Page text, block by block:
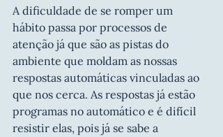
A dificuldade de se romper um
hábito passa por processos de
atenção já que são as pistas do
ambiente que moldam as nossas
respostas automáticas vinculadas ao
que nos cerca. As respostas já estão
programas no automático e é difícil
resistir elas, pois já se sabe a